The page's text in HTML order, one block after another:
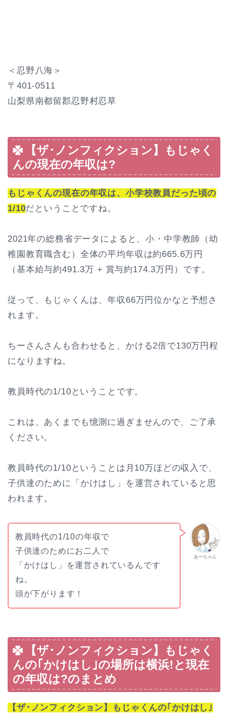
＜忍野八海＞
〒401-0511
山梨県南都留郡忍野村忍草
【ザ･ノンフィクション】もじゃく
んの現在の年収は?
もじゃくんの現在の年収は、小学校教員だった頃の
1/10だということですね。
2021年の総務省データによると、小・中学教師（幼
稚園教育職含む）全体の平均年収は約665.6万円
（基本給与約491.3万 + 賞与約174.3万円）です。
従って、もじゃくんは、年収66万円位かなと予想さ
れます。
ちーさんさんも合わせると、かける2倍で130万円程
になりますね。
教員時代の1/10ということです。
これは、あくまでも憶測に過ぎませんので、ご了承
ください。
教員時代の1/10ということは月10万ほどの収入で、
子供達のために「かけはし」を運営されていると思
われます。
あーちゃん
教員時代の1/10の年収で
子供達のためにお二人で
「かけはし」を運営されているんです
ね。
頭が下がります！
【ザ･ノンフィクション】もじゃく
んの｢かけはし｣の場所は横浜!と現在
の年収は?のまとめ
【ザ･ノンフィクション】もじゃくんの｢かけはし｣